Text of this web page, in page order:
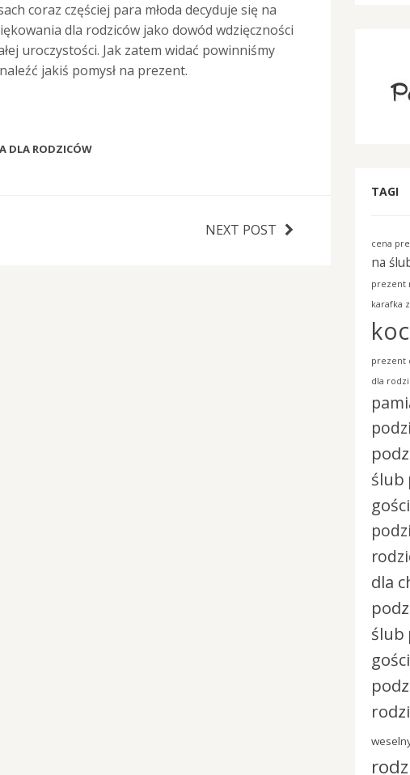
coraz częściej para młoda decyduje się na
dla rodziców jako dowód wdzięczności
uroczystości. Jak zatem widać powinniśmy
jakiś pomysł na prezent.
DLA RODZICÓW
NEXT POST
TAGI
cena
na
prezent
karafka
prezent
dla
ślub
dla
ślub